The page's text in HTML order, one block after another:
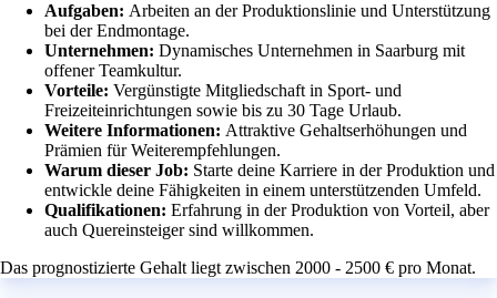
Aufgaben: Arbeiten an der Produktionslinie und Unterstützung
bei der Endmontage.
Unternehmen: Dynamisches Unternehmen in Saarburg mit
offener Teamkultur.
Vorteile: Vergünstigte Mitgliedschaft in Sport- und
Freizeiteinrichtungen sowie bis zu 30 Tage Urlaub.
Weitere Informationen: Attraktive Gehaltserhöhungen und
Prämien für Weiterempfehlungen.
Warum dieser Job: Starte deine Karriere in der Produktion und
entwickle deine Fähigkeiten in einem unterstützenden Umfeld.
Qualifikationen: Erfahrung in der Produktion von Vorteil, aber
auch Quereinsteiger sind willkommen.
Das prognostizierte Gehalt liegt zwischen 2000 - 2500 € pro Monat.